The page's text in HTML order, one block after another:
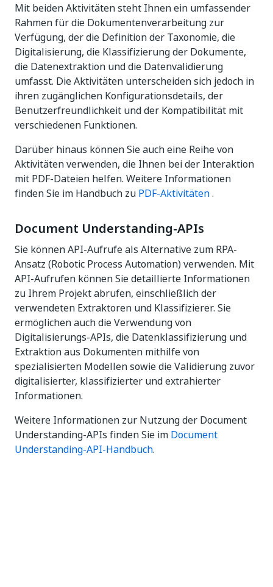
Mit beiden Aktivitäten steht Ihnen ein umfassender
Rahmen für die Dokumentenverarbeitung zur
Verfügung, der die Definition der Taxonomie, die
Digitalisierung, die Klassifizierung der Dokumente,
die Datenextraktion und die Datenvalidierung
umfasst. Die Aktivitäten unterscheiden sich jedoch in
ihren zugänglichen Konfigurationsdetails, der
Benutzerfreundlichkeit und der Kompatibilität mit
verschiedenen Funktionen.
Darüber hinaus können Sie auch eine Reihe von
Aktivitäten verwenden, die Ihnen bei der Interaktion
mit PDF-Dateien helfen. Weitere Informationen
finden Sie im Handbuch zu PDF-Aktivitäten.
Document Understanding-APIs
Sie können API-Aufrufe als Alternative zum RPA-
Ansatz (Robotic Process Automation) verwenden. Mit
API-Aufrufen können Sie detaillierte Informationen
zu Ihrem Projekt abrufen, einschließlich der
verwendeten Extraktoren und Klassifizierer. Sie
ermöglichen auch die Verwendung von
Digitalisierungs-APIs, die Datenklassifizierung und
Extraktion aus Dokumenten mithilfe von
spezialisierten Modellen sowie die Validierung zuvor
digitalisierter, klassifizierter und extrahierter
Informationen.
Weitere Informationen zur Nutzung der Document
Understanding-APIs finden Sie im Document
Understanding-API-Handbuch.